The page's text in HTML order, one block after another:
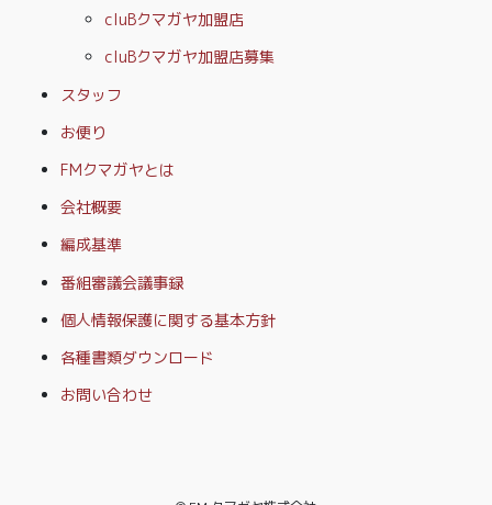
cluBクマガヤ加盟店
cluBクマガヤ加盟店募集
スタッフ
お便り
FMクマガヤとは
会社概要
編成基準
番組審議会議事録
個人情報保護に関する基本方針
各種書類ダウンロード
お問い合わせ